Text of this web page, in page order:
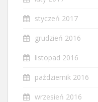
styczeń 2017
grudzień 2016
listopad 2016
październik 2016
wrzesień 2016